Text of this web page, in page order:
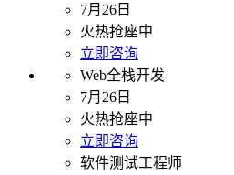
7月26日
火热抢座中
立即咨询
Web全栈开发
7月26日
火热抢座中
立即咨询
软件测试工程师